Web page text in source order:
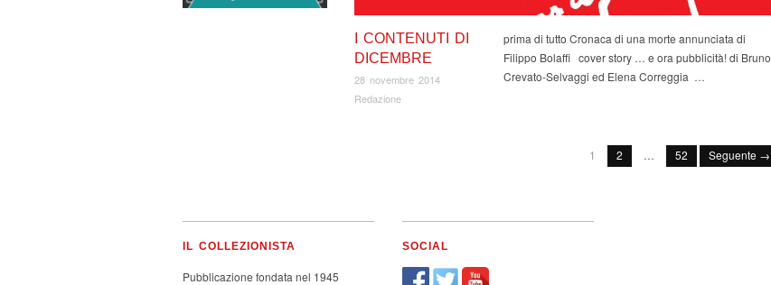
I CONTENUTI DI
DICEMBRE
28 novembre 2014
Redazione
prima di tutto Cronaca di una morte annunciata di
Filippo Bolaffi cover story … e ora pubblicità! di Bruno
Crevato-Selvaggi ed Elena Correggia …
1 2 … 52 Seguente →
IL COLLEZIONISTA
Pubblicazione fondata nel 1945
SOCIAL